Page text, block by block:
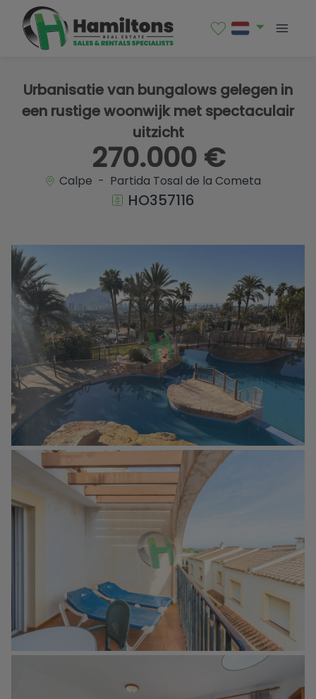
Urbanisatie van bungalows gelegen in
een rustige woonwijk met spectaculair
uitzicht
270.000 €
Calpe - Partida Tosal de la Cometa
HO357116
1 / 32